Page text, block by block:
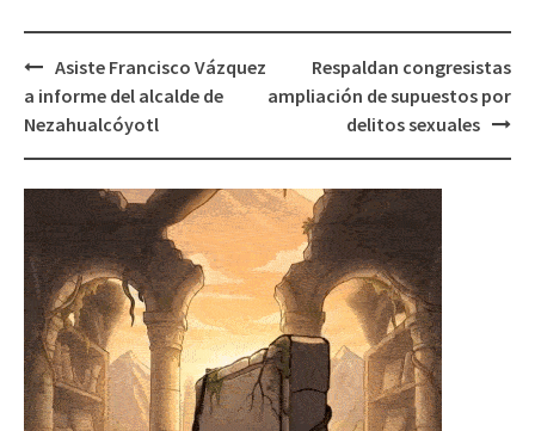
Post
navigation
Asiste Francisco Vázquez
a informe del alcalde de
Nezahualcóyotl
Respaldan congresistas
ampliación de supuestos por
delitos sexuales